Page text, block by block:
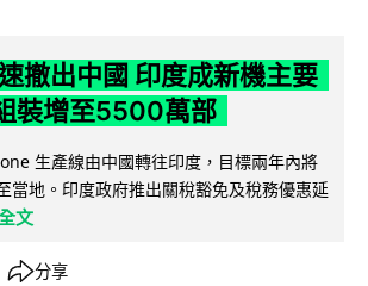
撤出中國 印度成新機主要
裝增至5500萬部
生產線由中國轉往印度，目標兩年內將
當地。印度政府推出關稅豁免及稅務優惠延
文
分享